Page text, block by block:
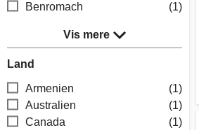
Benromach
(1)
Vis mere
Land
Armenien
(1)
Australien
(1)
Canada
(1)